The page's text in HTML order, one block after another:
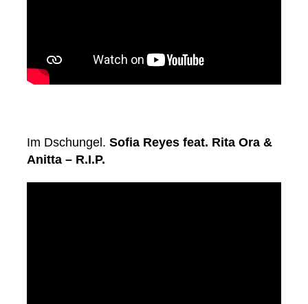
Im Dschungel. Sofia Reyes feat. Rita Ora &
Anitta – R.I.P.